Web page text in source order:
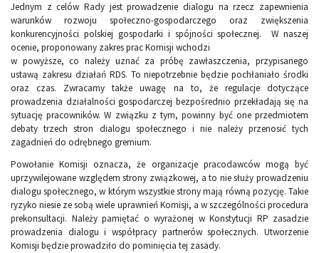
Jednym z celów Rady jest prowadzenie dialogu na rzecz zapewnienia
warunków rozwoju społeczno-gospodarczego oraz zwiększenia
konkurencyjności polskiej gospodarki i spójności społecznej. W naszej
ocenie, proponowany zakres prac Komisji wchodzi
w powyższe, co należy uznać za próbę zawłaszczenia, przypisanego
ustawą zakresu działań RDS. To niepotrzebnie będzie pochłaniało środki
oraz czas. Zwracamy także uwagę na to, że regulacje dotyczące
prowadzenia działalności gospodarczej bezpośrednio przekładają się na
sytuację pracowników. W związku z tym, powinny być one przedmiotem
debaty trzech stron dialogu społecznego i nie należy przenosić tych
zagadnień do odrębnego gremium.
Powołanie Komisji oznacza, że organizacje pracodawców mogą być
uprzywilejowane względem strony związkowej, a to nie służy prowadzeniu
dialogu społecznego, w którym wszystkie strony mają równą pozycję. Takie
ryzyko niesie ze sobą wiele uprawnień Komisji, a w szczególności procedura
prekonsultacji. Należy pamiętać o wyrażonej w Konstytucji RP zasadzie
prowadzenia dialogu i współpracy partnerów społecznych. Utworzenie
Komisji będzie prowadziło do pominięcia tej zasady.